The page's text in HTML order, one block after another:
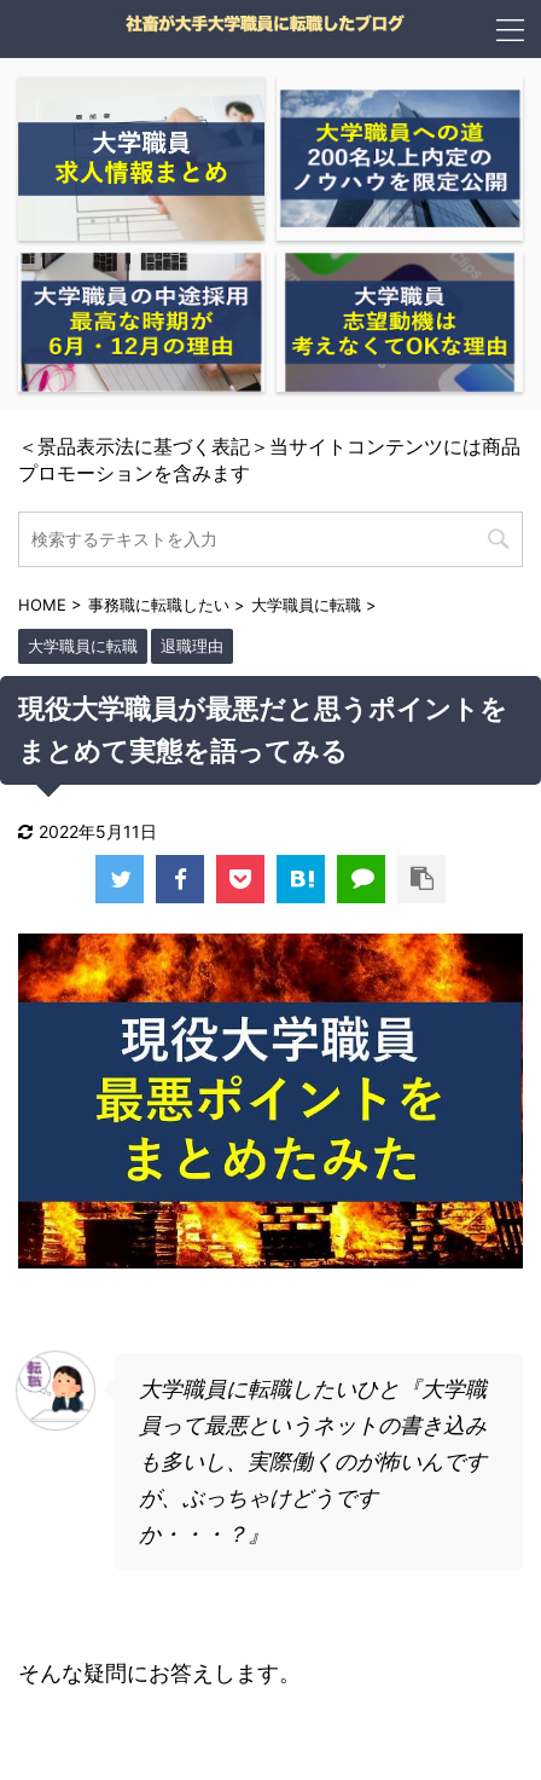
＜景品表示法に基づく表記＞当サイトコンテンツには商品
プロモーションを含みます
HOME > 事務職に転職したい > 大学職員に転職 >
大学職員に転職 退職理由
現役大学職員が最悪だと思うポイントを
まとめて実態を語ってみる
2022年5月11日
大学職員に転職したいひと『大学職
員って最悪というネットの書き込み
も多いし、実際働くのが怖いんです
が、ぶっちゃけどうです
か・・・？』
そんな疑問にお答えします。